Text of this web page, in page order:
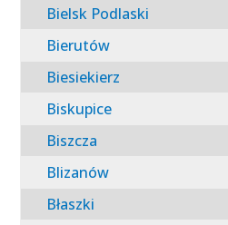
Bielsk Podlaski
Bierutów
Biesiekierz
Biskupice
Biszcza
Blizanów
Błaszki